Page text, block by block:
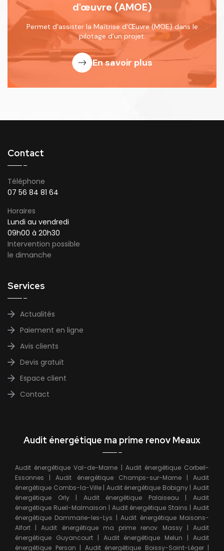
d'œuvre (AMOE)
Permet d'assister la Maîtrise d'Œuvre(MOE) dans le
pilotage d'un projet.
En savoir plus
Contact
Téléphone
07 56 84 81 64
Horaires
Lundi au vendredi
09h00 à 20h30
Intervention possible
le dimanche
Audit énergétique ma prime renov Meaux
Audit énergétique Val-de-Marne | Audit énergétique Corbeil-
Essonnes |Audit énergétique Champs-sur-Marne |Audit
énergétique Combs-la-Ville| Audit énergétique Bobigny|Audit
énergétique Orly| Audit énergétique Palaiseau |Audit
énergétique Rueil-Malmaison | Audit énergétique Stains |Audit
énergétique Dammarie-les-Lys |Audit énergétique Maisons-
Alfort |Audit énergétique ma prime renov Massy|Audit
énergétique Guyancourt| Audit énergétique Melun |Audit
énergétique Persan | Audit énergétique Boissy-Saint-Léger|
Services
Actualités
Paiement en ligne
Avis clients
Devis gratuit
Espace client
Contact